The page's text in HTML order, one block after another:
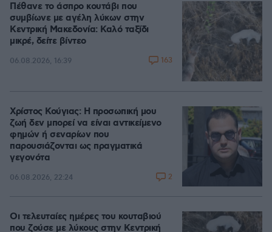
Πέθανε το άσπρο κουτάβι που
συμβίωνε με αγέλη λύκων στην
Κεντρική Μακεδονία: Καλό ταξίδι
μικρέ, δείτε βίντεο
06.08.2026, 16:39 163
Χρίστος Κούγιας: Η προσωπική μου
ζωή δεν μπορεί να είναι αντικείμενο
φημών ή σεναρίων που
παρουσιάζονται ως πραγματικά
γεγονότα
06.08.2026, 22:24 2
Οι τελευταίες ημέρες του κουταβιού
που ζούσε με λύκους στην Κεντρική